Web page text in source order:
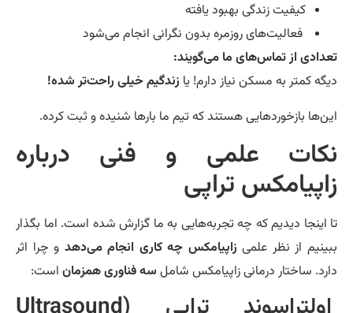
کیفیت زندگی بهبود یافته
فعالیت‌های روزمره بدون نگرانی انجام می‌شود
از تماس‌های ما می‌گویند:
کمتر به مسکن نیاز دارم! یازندگیم خیلی راحت‌تر شده!
بازخوردهایی هستند که تیم ما بارها شنیده و ثبت کرده.
علمی و فنی درباره
تراپی
اینجا دیدیم که چه تجربه‌هایی به ما گزارش شده است. اما بگذار
از نظر علمیزاپیامکس چه کاری انجام می‌دهدو چرا اثر
ساختار درمانی زاپیامکس شاملسه فناوری همزماناست: